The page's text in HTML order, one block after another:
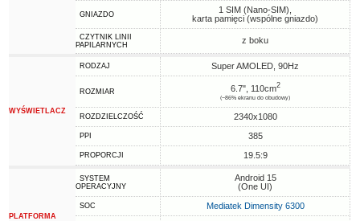
GNIAZDO
1 SIM (Nano-SIM),
karta pamięci (wspólne gniazdo)
CZYTNIK LINII
PAPILARNYCH
z boku
WYŚWIETLACZ
RODZAJ Super AMOLED, 90Hz
ROZMIAR 6.7", 110cm2
(~86% ekranu do obudowy)
ROZDZIELCZOŚĆ 2340x1080
PPI 385
PROPORCJI 19.5:9
PLATFORMA
SYSTEM
OPERACYJNY
Android 15
(One UI)
SOC Mediatek Dimensity 6300